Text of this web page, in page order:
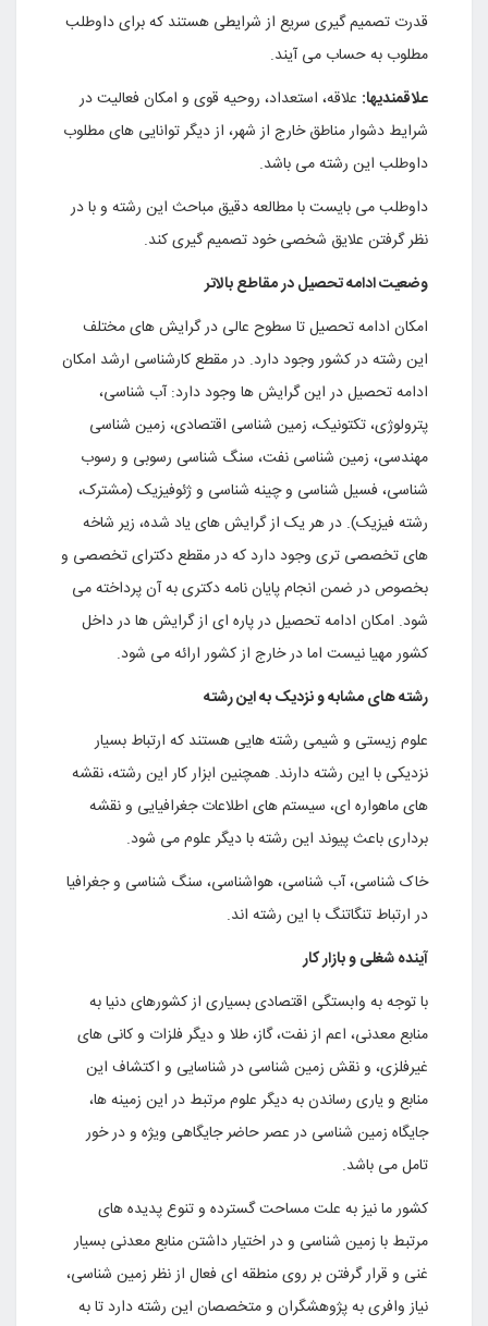
قدرت تصمیم گیری سریع از شرایطی هستند که برای داوطلب
مطلوب به حساب می آیند.
علاقمندیها: علاقه، استعداد، روحیه قوی و امکان فعالیت در
شرایط دشوار مناطق خارج از شهر، از دیگر توانایی های مطلوب
داوطلب این رشته می باشد.
داوطلب می بایست با مطالعه دقیق مباحث این رشته و با در
نظر گرفتن علایق شخصی خود تصمیم گیری کند.
وضعیت ادامه تحصیل در مقاطع بالاتر
امکان ادامه تحصیل تا سطوح عالی در گرایش های مختلف
این رشته در کشور وجود دارد. در مقطع کارشناسی ارشد امکان
ادامه تحصیل در این گرایش ها وجود دارد: آب شناسی،
پترولوژی، تکتونیک، زمین شناسی اقتصادی، زمین شناسی
مهندسی، زمین شناسی نفت، سنگ شناسی رسوبی و رسوب
شناسی، فسیل شناسی و چینه شناسی و ژئوفیزیک (مشترک،
رشته فیزیک). در هر یک از گرایش های یاد شده، زیر شاخه
های تخصصی تری وجود دارد که در مقطع دکترای تخصصی و
بخصوص در ضمن انجام پایان نامه دکتری به آن پرداخته می
شود. امکان ادامه تحصیل در پاره ای از گرایش ها در داخل
کشور مهیا نیست اما در خارج از کشور ارائه می شود.
رشته های مشابه و نزدیک به این رشته
علوم زیستی و شیمی رشته هایی هستند که ارتباط بسیار
نزدیکی با این رشته دارند. همچنین ابزار کار این رشته، نقشه
های ماهواره ای، سیستم های اطلاعات جغرافیایی و نقشه
برداری باعث پیوند این رشته با دیگر علوم می شود.
خاک شناسی، آب شناسی، هواشناسی، سنگ شناسی و جغرافیا
در ارتباط تنگاتنگ با این رشته اند.
آینده شغلی و بازار کار
با توجه به وابستگی اقتصادی بسیاری از کشورهای دنیا به
منابع معدنی، اعم از نفت، گاز، طلا و دیگر فلزات و کانی های
غیرفلزی، و نقش زمین شناسی در شناسایی و اکتشاف این
منابع و یاری رساندن به دیگر علوم مرتبط در این زمینه ها،
جایگاه زمین شناسی در عصر حاضر جایگاهی ویژه و در خور
تامل می باشد.
کشور ما نیز به علت مساحت گسترده و تنوع پدیده های
مرتبط با زمین شناسی و در اختیار داشتن منابع معدنی بسیار
غنی و قرار گرفتن بر روی منطقه ای فعال از نظر زمین شناسی،
نیاز وافری به پژوهشگران و متخصصان این رشته دارد تا به